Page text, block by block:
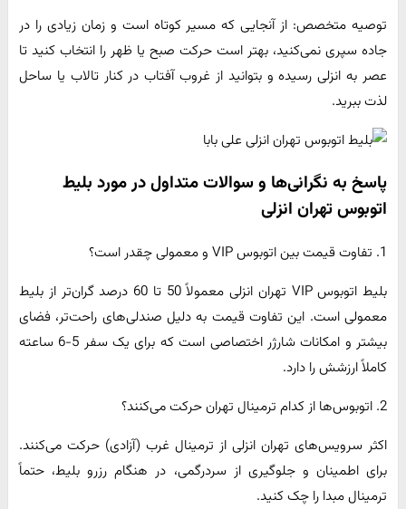
توصیه متخصص: از آنجایی که مسیر کوتاه است و زمان زیادی را در
جاده سپری نمی‌کنید، بهتر است حرکت صبح یا ظهر را انتخاب کنید تا
عصر به انزلی رسیده و بتوانید از غروب آفتاب در کنار تالاب یا ساحل
لذت ببرید.
پاسخ به نگرانی‌ها و سوالات متداول در مورد بلیط
اتوبوس تهران انزلی
1. تفاوت قیمت بین اتوبوس VIP و معمولی چقدر است؟
بلیط اتوبوس VIP تهران انزلی معمولاً 50 تا 60 درصد گران‌تر از بلیط
معمولی است. این تفاوت قیمت به دلیل صندلی‌های راحت‌تر، فضای
بیشتر و امکانات شارژر اختصاصی است که برای یک سفر 5-6 ساعته
کاملاً ارزشش را دارد.
2. اتوبوس‌ها از کدام ترمینال تهران حرکت می‌کنند؟
اکثر سرویس‌های تهران انزلی از ترمینال غرب (آزادی) حرکت می‌کنند.
برای اطمینان و جلوگیری از سردرگمی، در هنگام رزرو بلیط، حتماً
ترمینال مبدا را چک کنید.